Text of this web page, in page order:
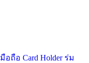
ถือ Card Holder ร่ม